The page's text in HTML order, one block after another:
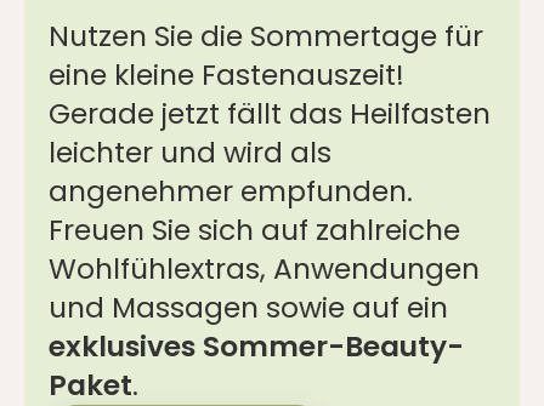
Nutzen Sie die Sommertage für
eine kleine Fastenauszeit!
Gerade jetzt fällt das Heilfasten
leichter und wird als
angenehmer empfunden.
Freuen Sie sich auf zahlreiche
Wohlfühlextras, Anwendungen
und Massagen sowie auf ein
exklusives Sommer-Beauty-
Paket.